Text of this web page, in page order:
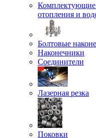
Комплектующие
отопления и
Болтовые
Наконечники
Соединители
Лазерная резка
Поковки